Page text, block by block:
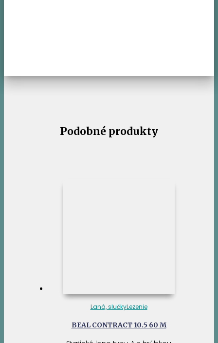
Podobné produkty
Laná, slučkyLezenie
BEAL CONTRACT 10.5 60 M